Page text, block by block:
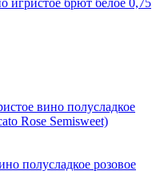
полусладкое розовое